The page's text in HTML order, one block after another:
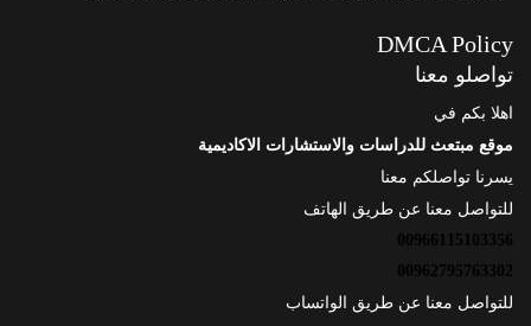
DMCA Policy
تواصلو معنا
اهلا بكم في
موقع مبتعث للدراسات والاستشارات الاكاديمية
يسرنا تواصلكم معنا
للتواصل معنا عن طريق الهاتف
00966115103356
00962795763302
للتواصل معنا عن طريق الواتساب